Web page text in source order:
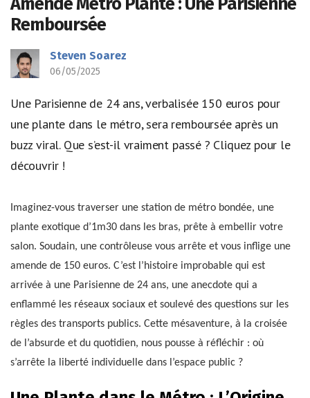
Remboursée
Steven Soarez
06/05/2025
Une Parisienne de 24 ans, verbalisée 150 euros pour
une plante dans le métro, sera remboursée après un
buzz viral. Que s’est-il vraiment passé ? Cliquez pour le
découvrir !
Imaginez-vous traverser une station de métro bondée, une
plante exotique d’1m30 dans les bras, prête à embellir votre
salon. Soudain, une contrôleuse vous arrête et vous inflige une
amende de 150 euros. C’est l’histoire improbable qui est
arrivée à une Parisienne de 24 ans, une anecdote qui a
enflammé les réseaux sociaux et soulevé des questions sur les
règles des transports publics. Cette mésaventure, à la croisée
de l’absurde et du quotidien, nous pousse à réfléchir : où
s’arrête la liberté individuelle dans l’espace public ?